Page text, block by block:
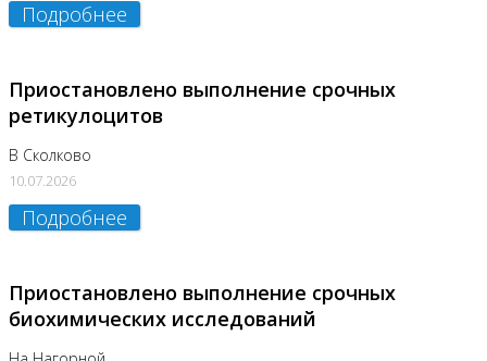
Подробнее
Приостановлено выполнение срочных
ретикулоцитов
В Сколково
10.07.2026
Подробнее
Приостановлено выполнение срочных
биохимических исследований